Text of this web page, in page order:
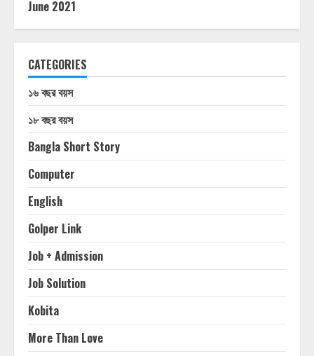
June 2021
CATEGORIES
১৬ বছর বয়স
১৮ বছর বয়স
Bangla Short Story
Computer
English
Golper Link
Job + Admission
Job Solution
Kobita
More Than Love